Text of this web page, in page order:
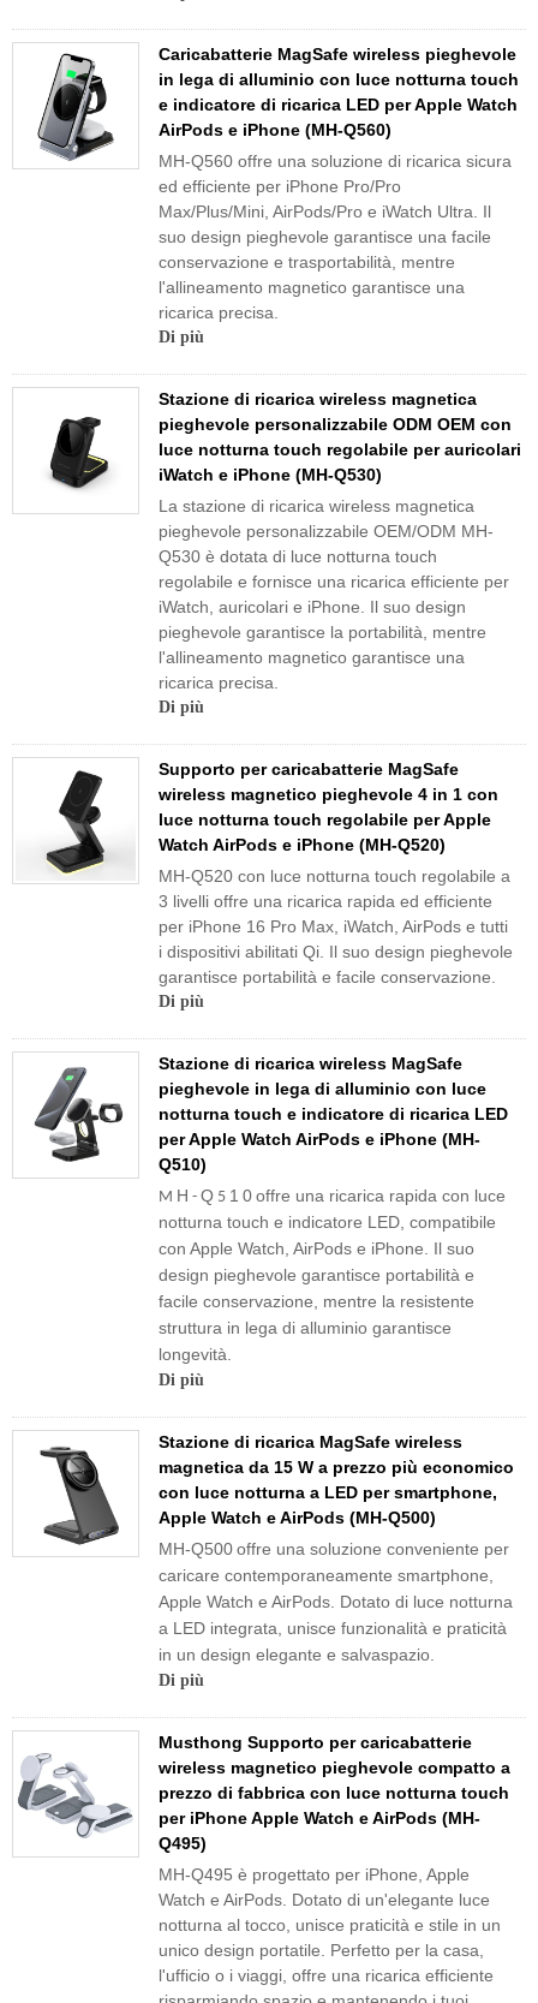
Caricabatterie MagSafe wireless pieghevole
in lega di alluminio con luce notturna touch
e indicatore di ricarica LED per Apple Watch
AirPods e iPhone (MH-Q560)
MH-Q560 offre una soluzione di ricarica sicura
ed efficiente per iPhone Pro/Pro
Max/Plus/Mini, AirPods/Pro e iWatch Ultra. Il
suo design pieghevole garantisce una facile
conservazione e trasportabilità, mentre
l'allineamento magnetico garantisce una
ricarica precisa.
Di più
Stazione di ricarica wireless magnetica
pieghevole personalizzabile ODM OEM con
luce notturna touch regolabile per auricolari
iWatch e iPhone (MH-Q530)
La stazione di ricarica wireless magnetica
pieghevole personalizzabile OEM/ODM MH-
Q530 è dotata di luce notturna touch
regolabile e fornisce una ricarica efficiente per
iWatch, auricolari e iPhone. Il suo design
pieghevole garantisce la portabilità, mentre
l'allineamento magnetico garantisce una
ricarica precisa.
Di più
Supporto per caricabatterie MagSafe
wireless magnetico pieghevole 4 in 1 con
luce notturna touch regolabile per Apple
Watch AirPods e iPhone (MH-Q520)
MH-Q520 con luce notturna touch regolabile a
3 livelli offre una ricarica rapida ed efficiente
per iPhone 16 Pro Max, iWatch, AirPods e tutti
i dispositivi abilitati Qi. Il suo design pieghevole
garantisce portabilità e facile conservazione.
Di più
Stazione di ricarica wireless MagSafe
pieghevole in lega di alluminio con luce
notturna touch e indicatore di ricarica LED
per Apple Watch AirPods e iPhone (MH-
Q510)
M H - Q 5 1 0offre una ricarica rapida con luce
notturna touch e indicatore LED, compatibile
con Apple Watch, AirPods e iPhone. Il suo
design pieghevole garantisce portabilità e
facile conservazione, mentre la resistente
struttura in lega di alluminio garantisce
longevità.
Di più
Stazione di ricarica MagSafe wireless
magnetica da 15 W a prezzo più economico
con luce notturna a LED per smartphone,
Apple Watch e AirPods (MH-Q500)
MH-Q500offre una soluzione conveniente per
caricare contemporaneamente smartphone,
Apple Watch e AirPods. Dotato di luce notturna
a LED integrata, unisce funzionalità e praticità
in un design elegante e salvaspazio.
Di più
Musthong Supporto per caricabatterie
wireless magnetico pieghevole compatto a
prezzo di fabbrica con luce notturna touch
per iPhone Apple Watch e AirPods (MH-
Q495)
MH-Q495 è progettato per iPhone, Apple
Watch e AirPods. Dotato di un'elegante luce
notturna al tocco, unisce praticità e stile in un
unico design portatile. Perfetto per la casa,
l'ufficio o i viaggi, offre una ricarica efficiente